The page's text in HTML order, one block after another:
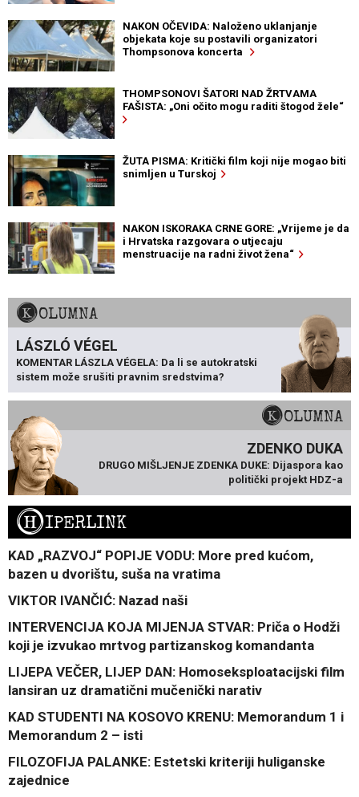
NAKON OČEVIDA: Naloženo uklanjanje
objekata koje su postavili organizatori
Thompsonova koncerta
THOMPSONOVI ŠATORI NAD ŽRTVAMA
FAŠISTA: „Oni očito mogu raditi štogod žele“
ŽUTA PISMA: Kritički film koji nije mogao biti
snimljen u Turskoj
NAKON ISKORAKA CRNE GORE: „Vrijeme je da
i Hrvatska razgovara o utjecaju
menstruacije na radni život žena“
KOLUMNA
LÁSZLÓ VÉGEL
KOMENTAR LÁSZLA VÉGELA: Da li se autokratski
sistem može srušiti pravnim sredstvima?
KOLUMNA
ZDENKO DUKA
DRUGO MIŠLJENJE ZDENKA DUKE: Dijaspora kao
politički projekt HDZ-a
HIPERLINK
KAD „RAZVOJ“ POPIJE VODU: More pred kućom,
bazen u dvorištu, suša na vratima
VIKTOR IVANČIĆ: Nazad naši
INTERVENCIJA KOJA MIJENJA STVAR: Priča o Hodži
koji je izvukao mrtvog partizanskog komandanta
LIJEPA VEČER, LIJEP DAN: Homoseksploatacijski film
lansiran uz dramatični mučenički narativ
KAD STUDENTI NA KOSOVO KRENU: Memorandum 1 i
Memorandum 2 – isti
FILOZOFIJA PALANKE: Estetski kriteriji huliganske
zajednice